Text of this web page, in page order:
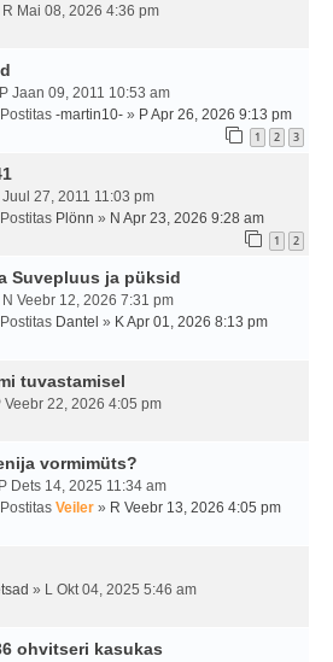
R Mai 08, 2026 4:36 pm
Jaan 09, 2011 10:53 am
-martin10- » P Apr 26, 2026 9:13 pm
1 2 3
Juul 27, 2011 11:03 pm
Plönn » N Apr 23, 2026 9:28 am
1 2
Suvepluus ja püksid
N Veebr 12, 2026 7:31 pm
Dantel » K Apr 01, 2026 8:13 pm
tuvastamisel
Veebr 22, 2026 4:05 pm
vormimüts?
Dets 14, 2025 11:34 am
Veiler » R Veebr 13, 2026 4:05 pm
» L Okt 04, 2025 5:46 am
ohvitseri kasukas